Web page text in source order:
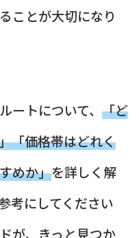
ことが大切になり
ートについて、 「ど
「価格帯はどれく
めか」を詳しく解
考にしてください
が、きっと見つか